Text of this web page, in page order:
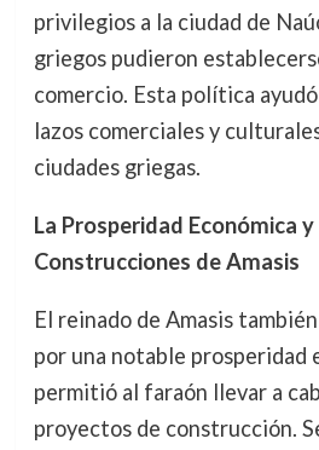
privilegios a la ciudad de
griegos pudieron
comercio. Esta política
lazos comerciales y
ciudades griegas.
La Prosperidad Económica y
Construcciones de Amasis
El reinado de Amasis
por una notable prosperidad
permitió al faraón llevar a
proyectos de construcción.